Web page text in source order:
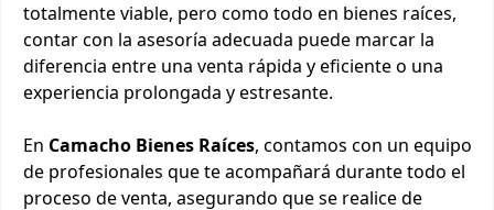
totalmente viable, pero como todo en bienes raíces,
contar con la asesoría adecuada puede marcar la
diferencia entre una venta rápida y eficiente o una
experiencia prolongada y estresante.
En Camacho Bienes Raíces, contamos con un equipo
de profesionales que te acompañará durante todo el
proceso de venta, asegurando que se realice de